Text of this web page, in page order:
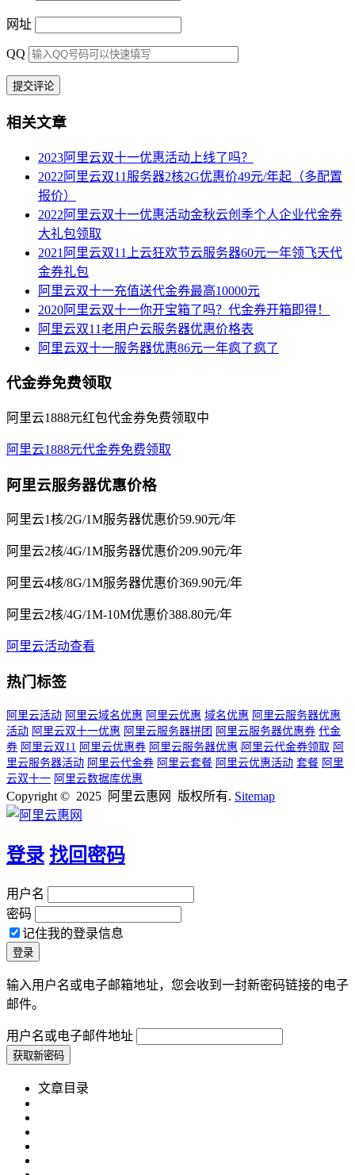
网址
QQ
相关文章
2023阿里云双十一优惠活动上线了吗？
2022阿里云双11服务器2核2G优惠价49元/年起（多配置
报价）
2022阿里云双十一优惠活动金秋云创季个人企业代金券
大礼包领取
2021阿里云双11上云狂欢节云服务器60元一年领飞天代
金券礼包
阿里云双十一充值送代金券最高10000元
2020阿里云双十一你开宝箱了吗？代金券开箱即得！
阿里云双11老用户云服务器优惠价格表
阿里云双十一服务器优惠86元一年疯了疯了
代金券免费领取
阿里云1888元红包代金券免费领取中
阿里云1888元代金券免费领取
阿里云服务器优惠价格
阿里云1核/2G/1M服务器优惠价59.90元/年
阿里云2核/4G/1M服务器优惠价209.90元/年
阿里云4核/8G/1M服务器优惠价369.90元/年
阿里云2核/4G/1M-10M优惠价388.80元/年
阿里云活动查看
热门标签
阿里云活动 阿里云域名优惠 阿里云优惠 域名优惠 阿里云服务器优惠
活动 阿里云双十一优惠 阿里云服务器拼团 阿里云服务器优惠券 代金
券 阿里云双11 阿里云优惠券 阿里云服务器优惠 阿里云代金券领取 阿
里云服务器活动 阿里云代金券 阿里云套餐 阿里云优惠活动 套餐 阿里
云双十一 阿里云数据库优惠
Copyright © 2025 阿里云惠网 版权所有. Sitemap
登录 找回密码
用户名
密码
记住我的登录信息
输入用户名或电子邮箱地址，您会收到一封新密码链接的电子
邮件。
用户名或电子邮件地址
文章目录